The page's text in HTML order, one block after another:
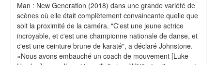
Man : New Generation (2018) dans une grande variété de
scènes où elle était complètement convaincante quelle que
soit la proximité de la caméra. "C'est une jeune actrice
incroyable, et c'est une championne nationale de danse, et
c'est une ceinture brune de karaté", a déclaré Johnstone.
«Nous avons embauché un coach de mouvement [Luke